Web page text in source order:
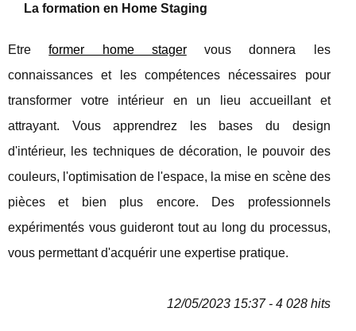
La formation en Home Staging
Etreformer home stagervous donnera les
connaissances et les compétences nécessaires pour
transformer votre intérieur en un lieu accueillant et
attrayant. Vous apprendrez les bases du design
d'intérieur, les techniques de décoration, le pouvoir des
couleurs, l'optimisation de l'espace, la mise en scène des
pièces et bien plus encore. Des professionnels
expérimentés vous guideront tout au long du processus,
vous permettant d'acquérir une expertise pratique.
12/05/2023 15:37 - 4 028 hits